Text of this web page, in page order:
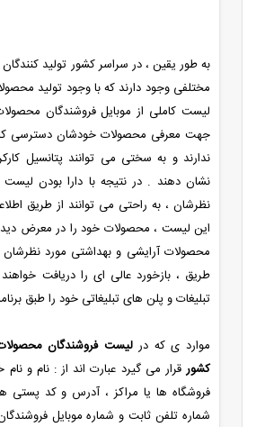
به طور یقین ، در سراسر کشور تولید
مختلفی وجود دارند که با وجود تولید
لیست کاملی از موبایل فروشندگان
جهت معرفی محصولات خودشان دسترسی
ندارند و به سختی می توانند پتانسیل
نشان دهند . در نتیجه با دارا بودن لیست
نظرشان ، به راحتی می توانند از طریق
این لیست ، محصولات خود را در معرض دید
محصولات آرایشی و بهداشتی مورد نظرشان
طریق ، بازخورد عالی ای را دریافت
تبلیغات و پلن های تبلیغاتی خود را طبق
موارد ی که درلیست فروشندگان
کشورقرار می گیرد عبارت اند از : نام و نام
فروشگاه ها یا مراکز ، آدرس و کد پستی
شماره تلفن ثابت و شماره موبایل